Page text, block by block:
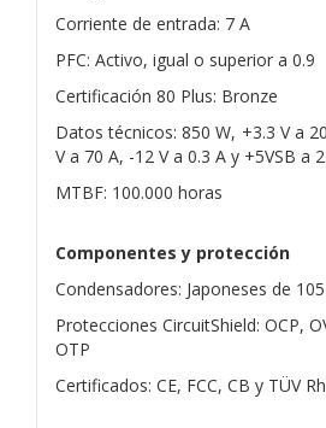
Corriente de entrada: 7 A
PFC: Activo, igual o superior a 0.9
Certificación 80 Plus: Bronze
Datos técnicos: 850 W, +3.3 V a
V a 70 A, -12 V a 0.3 A y +5VSB a
MTBF: 100.000 horas
Componentes y protección
Condensadores: Japoneses de 105
Protecciones CircuitShield: OCP,
OTP
Certificados: CE, FCC, CB y TÜV